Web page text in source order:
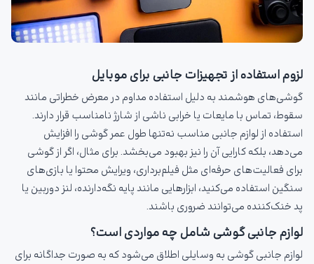
لزوم استفاده از تجهیزات جانبی برای موبایل
گوشی‌های هوشمند به دلیل استفاده مداوم در معرض خطراتی مانند
سقوط، تماس با مایعات یا خرابی ناشی از شارژ نامناسب قرار دارند.
استفاده از لوازم جانبی مناسب نه‌تنها طول عمر گوشی را افزایش
می‌دهد، بلکه کارایی آن را نیز بهبود می‌بخشد. برای مثال، اگر از گوشی
برای فعالیت‌های حرفه‌ای مثل فیلم‌برداری، ویرایش محتوا یا بازی‌های
سنگین استفاده می‌کنید، ابزارهایی مانند پایه نگه‌دارنده، لنز دوربین یا
پد خنک‌کننده می‌توانند ضروری باشند.
لوازم جانبی گوشی شامل چه مواردی است؟
لوازم جانبی گوشی به وسایلی اطلاق می‌شود که به صورت جداگانه برای